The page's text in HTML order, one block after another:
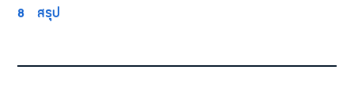
8 สรุป